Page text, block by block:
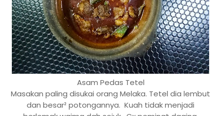
Asam Pedas Tetel
Masakan paling disukai orang Melaka. Tetel dia lembut
dan besar² potongannya. Kuah tidak menjadi